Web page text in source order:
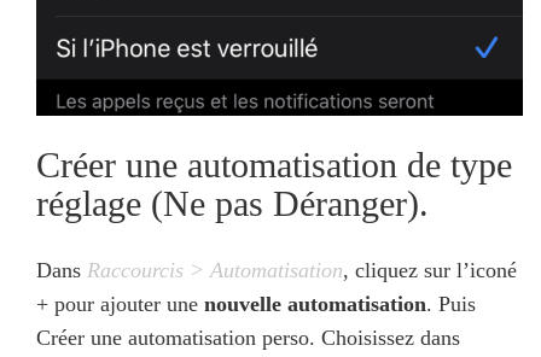
Créer une automatisation de type
réglage (Ne pas Déranger).
Dans Raccourcis > Automatisation, cliquez sur l’iconé
+ pour ajouter une nouvelle automatisation. Puis
Créer une automatisation perso. Choisissez dans